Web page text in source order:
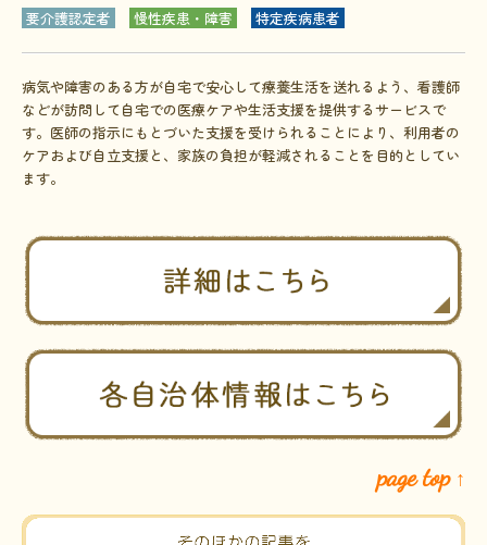
要介護認定者 慢性疾患・障害 特定疾病患者
病気や障害のある方が自宅で安心して療養生活を送れるよう、看護師
などが訪問して自宅での医療ケアや生活支援を提供するサービスで
す。医師の指示にもとづいた支援を受けられることにより、利用者の
ケアおよび自立支援と、家族の負担が軽減されることを目的としてい
ます。
page top↑